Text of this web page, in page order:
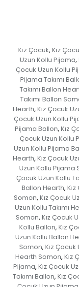
Kız Çocuk, Kız
Uzun Kollu Pijama,
Çocuk Uzun Kollu
Pijama Takımı
Takımı Ballon
Takımı Ballon
Hearth, Kız Çocuk
Çocuk Uzun Kollu
Pijama Ballon, Kız
Çocuk Uzun Kollu
Uzun Kollu Pijama
Hearth, Kız Çocuk
Uzun Kollu Pijama
Çocuk Uzun Kollu
Ballon Hearth,
Somon, Kız Çocuk
Uzun Kollu Takımı
Somon, Kız Çocuk
Kollu Ballon, Kız
Uzun Kollu Ballon
Somon, Kız
Hearth Somon, Kız
Pijama, Kız Çocuk
Takımı Ballon, Kız